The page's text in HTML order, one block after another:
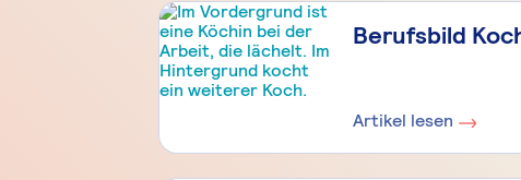
Berufsbild
Artikel lesen